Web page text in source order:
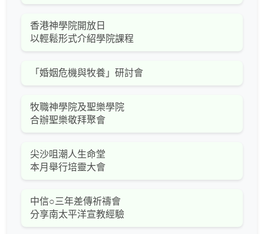
香港神學院開放日
以輕鬆形式介紹學院課程
「婚姻危機與牧養」研討會
牧職神學院及聖樂學院
合辦聖樂敬拜聚會
尖沙咀潮人生命堂
本月舉行培靈大會
中信○三年差傳祈禱會
分享南太平洋宣教經驗